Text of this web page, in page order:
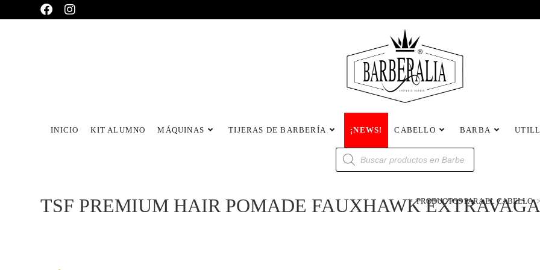
INICIO KIT ALUMNO MÁQUINAS TIJERAS DE BARBERÍA ¡NEWS! CABELLO BARBA
TSF PREMIUM HAIR POMADE FAUXHAWK
> PRODUCTOS PARA EL CABELLO >